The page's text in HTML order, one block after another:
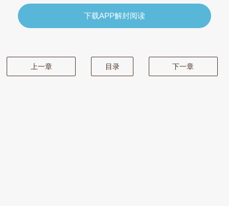
下载APP解封阅读
上一章 目录 下一章